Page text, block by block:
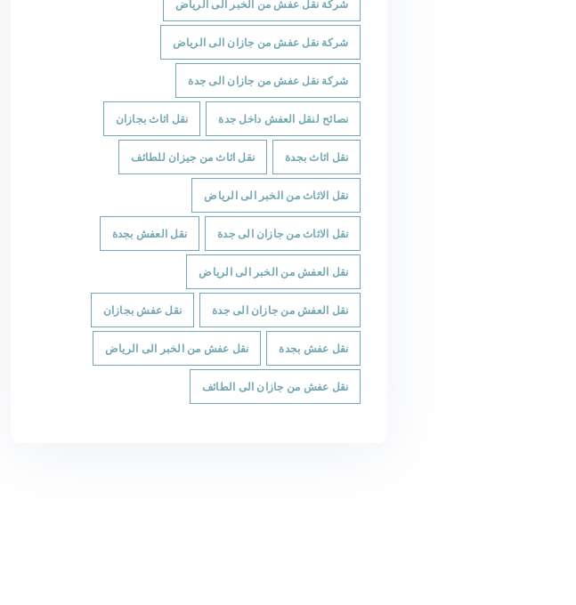
شركة نقل عفش من الخبر الى الرياض
شركة نقل عفش من جازان الى الرياض
شركة نقل عفش من جازان الى جدة
نصائح لنقل العفش داخل جدة نقل اثاث بجازان
نقل اثاث بجدة نقل اثاث من جيزان للطائف
نقل الاثاث من الخبر الى الرياض
نقل الاثاث من جازان الى جدة نقل العفش بجدة
نقل العفش من الخبر الى الرياض
نقل العفش من جازان الى جدة نقل عفش بجازان
نقل عفش بجدة نقل عفش من الخبر الى الرياض
نقل عفش من جازان الى الطائف